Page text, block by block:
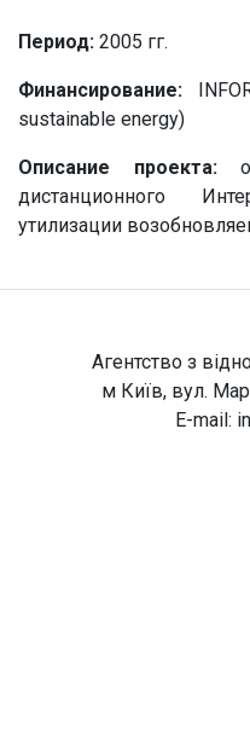
Период: 2005 гг.
Финансирование:
sustainable energy)
Описание проекта:
дистанционного
утилизации
Агентство з
м Київ, вул.
E-mail: